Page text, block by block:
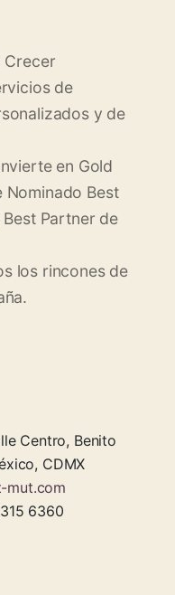
Crecer
de
y de
en Gold
Nominado Best
Partner de
los rincones de
Centro, Benito
CDMX
mut.com
6360